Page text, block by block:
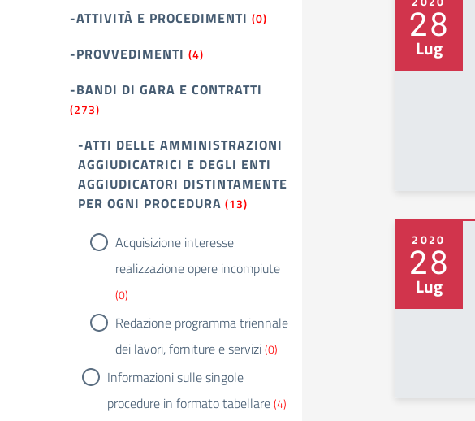
-ATTIVITÀ E PROCEDIMENTI (0)
-PROVVEDIMENTI (4)
-BANDI DI GARA E CONTRATTI
(273)
-ATTI DELLE AMMINISTRAZIONI
AGGIUDICATRICI E DEGLI ENTI
AGGIUDICATORI DISTINTAMENTE
PER OGNI PROCEDURA (13)
Acquisizione interesse
realizzazione opere incompiute
(0)
Redazione programma triennale
dei lavori, forniture e servizi(0)
Informazioni sulle singole
procedure in formato tabellare(4)
28
Lug
2020
28
Lug